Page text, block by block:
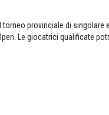
provinciale di singolare
Le giocatrici qualificate